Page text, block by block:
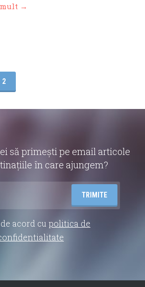
→
2
să primești pe email articole
în care ajungem?
acord cu politica de